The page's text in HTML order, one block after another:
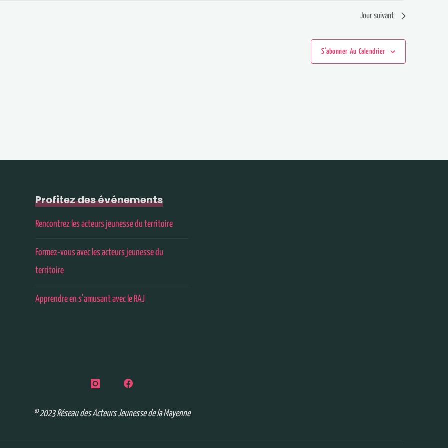
Jour suivant
S’abonner Au Calendrier
Profitez des événements
Rencontrez les acteurs jeunesse du territoire
Formez-vous avec les acteurs jeunesse du
territoire
Apprendre en s’amusant avec le RAJ
© 2023 Réseau des Acteurs Jeunesse de la Mayenne